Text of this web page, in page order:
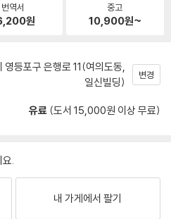
번역서
원
중고
10,900원~
영등포구 은행로 11(여의도동,
일신빌딩)
변경
유료 (도서 15,000원 이상 무료)
.
내 가게에서 팔기